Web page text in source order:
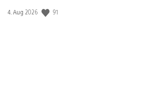
Veröffentlichungsdatum:
4. Aug 2026 91